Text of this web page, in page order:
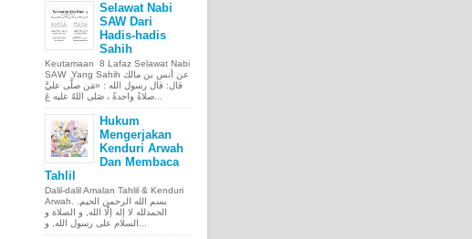
Selawat Nabi
SAW Dari
Hadis-hadis
Sahih
Keutamaan 8 Lafaz Selawat Nabi
SAW Yang Sahih عن أنس بن مالك
قال: قال رسول الله : «مَن صلَّى عليَّ
Hukum
Mengerjakan
Kenduri Arwah
Dan Membaca
Tahlil
Dalil-dalil Amalan Tahlil & Kenduri
Arwah. بسم الله الرحمن الحيم.
الحمدلله لا إله إلّا الله, و الصلاة و